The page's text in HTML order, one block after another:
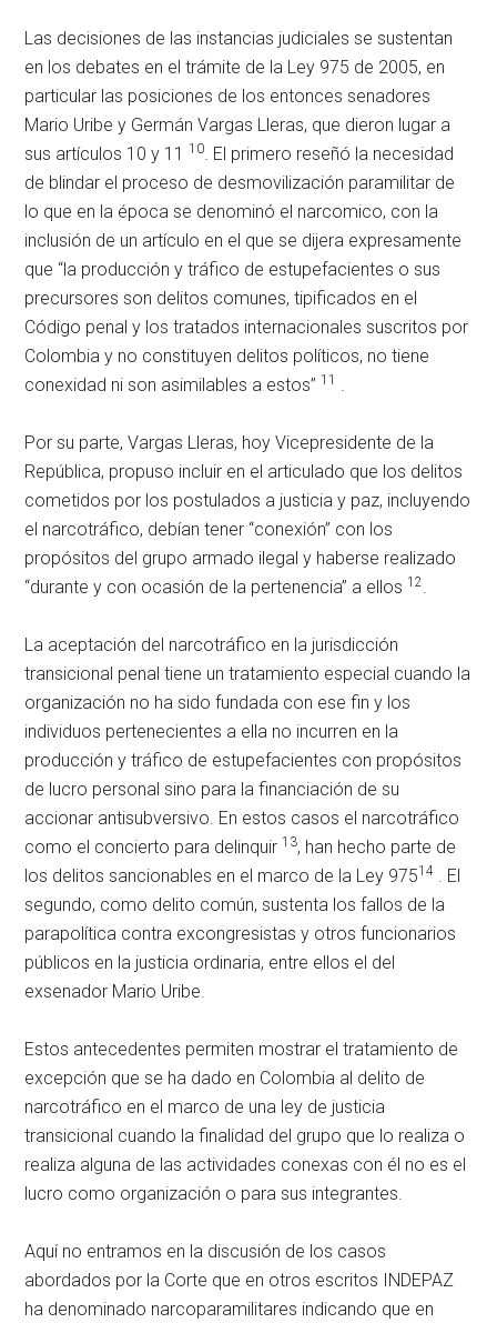
Las decisiones de las instancias judiciales se sustentan
en los debates en el trámite de la Ley 975 de 2005, en
particular las posiciones de los entonces senadores
Mario Uribe y Germán Vargas Lleras, que dieron lugar a
sus artículos 10 y 11
10. El primero reseñó la necesidad
de blindar el proceso de desmovilización paramilitar de
lo que en la época se denominó el narcomico, con la
inclusión de un artículo en el que se dijera expresamente
que “la producción y tráfico de estupefacientes o sus
precursores son delitos comunes, tipificados en el
Código penal y los tratados internacionales suscritos por
Colombia y no constituyen delitos políticos, no tiene
conexidad ni son asimilables a estos” 11 .
Por su parte, Vargas Lleras, hoy Vicepresidente de la
República, propuso incluir en el articulado que los delitos
cometidos por los postulados a justicia y paz, incluyendo
el narcotráfico, debían tener “conexión” con los
propósitos del grupo armado ilegal y haberse realizado
“durante y con ocasión de la pertenencia” a ellos 12.
La aceptación del narcotráfico en la jurisdicción
transicional penal tiene un tratamiento especial cuando la
organización no ha sido fundada con ese fin y los
individuos pertenecientes a ella no incurren en la
producción y tráfico de estupefacientes con propósitos
de lucro personal sino para la financiación de su
accionar antisubversivo. En estos casos el narcotráfico
como el concierto para delinquir 13, han hecho parte de
los delitos sancionables en el marco de la Ley 97514 . El
segundo, como delito común, sustenta los fallos de la
parapolítica contra excongresistas y otros funcionarios
públicos en la justicia ordinaria, entre ellos el del
exsenador Mario Uribe.
Estos antecedentes permiten mostrar el tratamiento de
excepción que se ha dado en Colombia al delito de
narcotráfico en el marco de una ley de justicia
transicional cuando la finalidad del grupo que lo realiza o
realiza alguna de las actividades conexas con él no es el
lucro como organización o para sus integrantes.
Aquí no entramos en la discusión de los casos
abordados por la Corte que en otros escritos INDEPAZ
ha denominado narcoparamilitares indicando que en